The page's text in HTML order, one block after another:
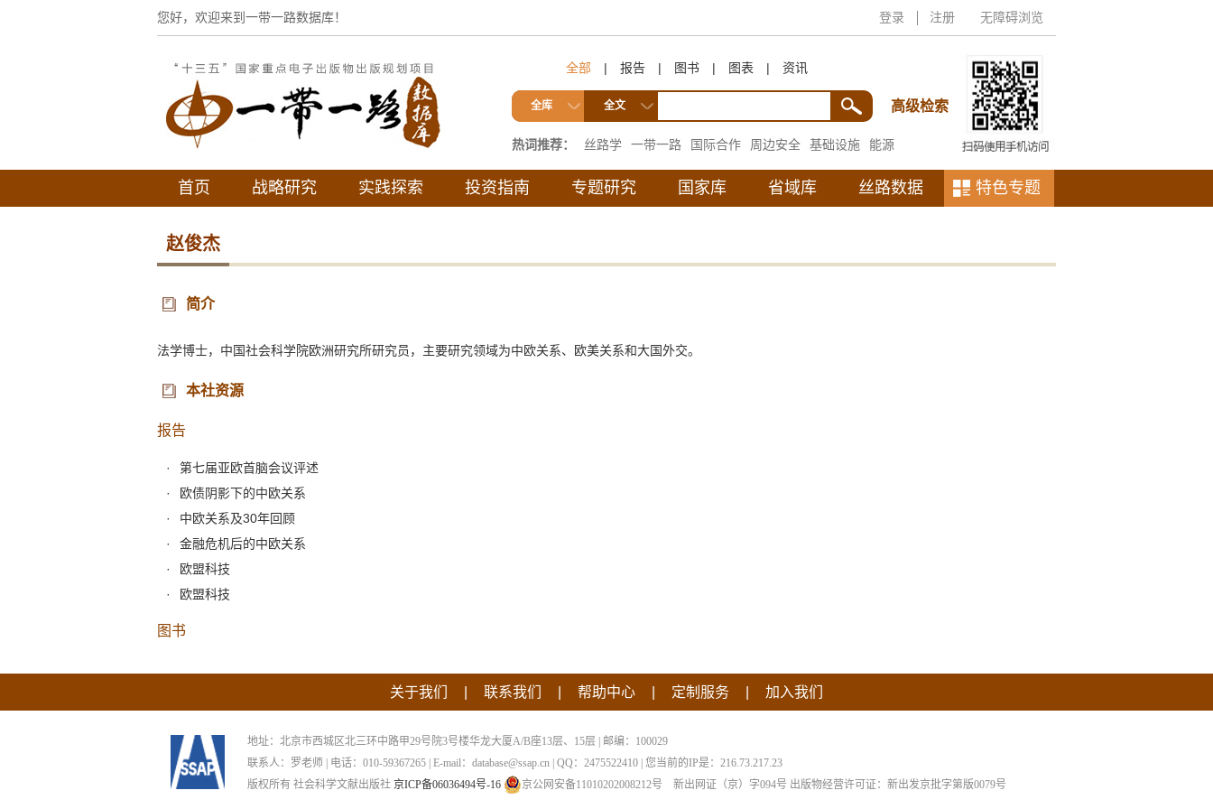
登录 注册 无障碍浏览
您好，欢迎来到一带一路数据库！
全部 | 报告 | 图书 | 图表 | 资讯
全库 全文 高级检索
热词推荐： 丝路学 一带一路 国际合作 周边安全 基础设施
能源
互联互通
首页 战略研究 实践探索 投资指南 专题研究 国家库 省域库 丝路数据 特色专题
赵俊杰
简介
法学博士，中国社会科学院欧洲研究所研究员，主要研究领域为中欧关系、欧美关系和大国外交。
本社资源
报告
第七届亚欧首脑会议评述
欧债阴影下的中欧关系
中欧关系及30年回顾
金融危机后的中欧关系
欧盟科技
欧盟科技
图书
关于我们 联系我们 帮助中心 定制服务 加入我们
地址：北京市西城区北三环中路甲29号院3号楼华龙大厦A/B座13层、15层 | 邮编：100029
联系人：罗老师 | 电话：010-59367265 | E-mail：database@ssap.cn | QQ：2475522410 | 您当前的IP是： 216.73.217.23
版权所有 社会科学文献出版社 京ICP备06036494号-16 京公网安备11010202008212号 新出网证（京）字094号 出版物经营许可证：新出发京批字第版0079号